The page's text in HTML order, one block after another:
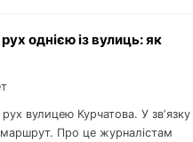
однією із вулиць: як
вулицею Курчатова. У звʼязку
Про це журналістам